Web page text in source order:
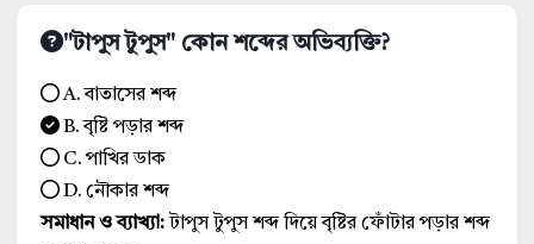
"টাপুস টুপুস" কোন শব্দের অভিব্যক্তি?
A. বাতাসের শব্দ
B. বৃষ্টি পড়ার শব্দ
C. পাখির ডাক
D. নৌকার শব্দ
সমাধান ও ব্যাখ্যা: টাপুস টুপুস শব্দ দিয়ে বৃষ্টির ফোঁটার পড়ার শব্দ